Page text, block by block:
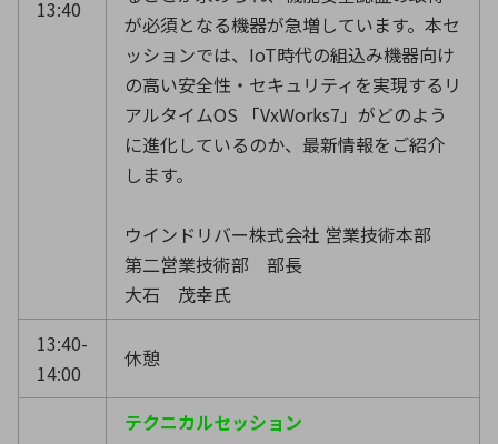
13:40
が必須となる機器が急増しています。本セ
ッションでは、IoT時代の組込み機器向け
の高い安全性・セキュリティを実現するリ
アルタイムOS 「VxWorks7」がどのよう
に進化しているのか、最新情報をご紹介
します。
ウインドリバー株式会社 営業技術本部
第二営業技術部 部長
大石 茂幸氏
13:40-
14:00
休憩
テクニカルセッション